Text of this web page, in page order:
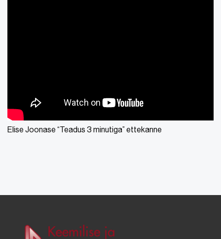
Elise Joonase “Teadus 3 minutiga” ettekanne